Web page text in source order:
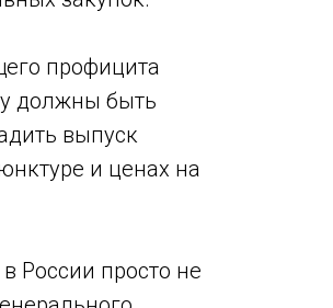
профицита
должны быть
выпуск
и ценах на
России просто не